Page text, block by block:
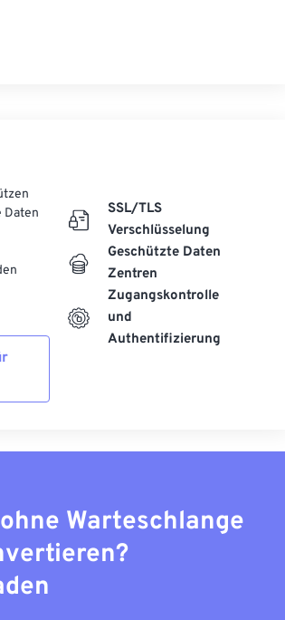
Daten
SSL/TLS
Verschlüsselung
Geschützte Daten
Zentren
Zugangskontrolle
und
Authentifizierung
Warteschlange